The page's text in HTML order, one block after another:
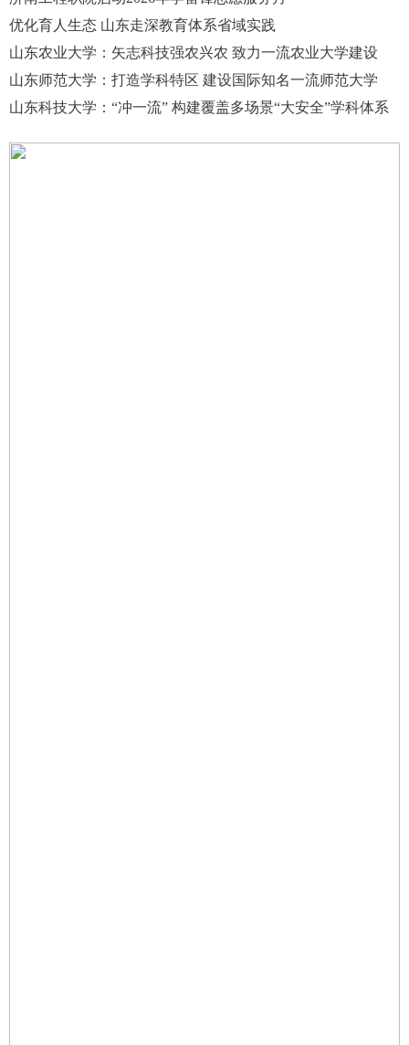
优化育人生态 山东走深教育体系省域实践
山东农业大学：矢志科技强农兴农 致力一流农业大学建设
山东师范大学：打造学科特区 建设国际知名一流师范大学
山东科技大学：“冲一流” 构建覆盖多场景“大安全”学科体系